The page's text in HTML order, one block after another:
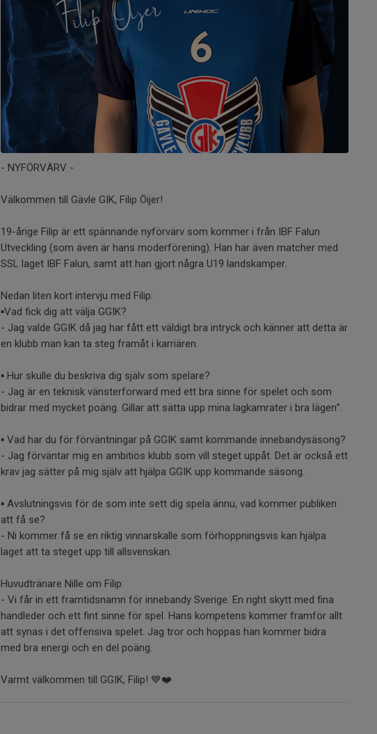
- NYFÖRVÄRV -
Välkommen till Gävle GIK, Filip Öijer!
19-årige Filip är ett spännande nyförvärv som kommer i från IBF Falun
Utveckling (som även är hans moderförening). Han har även matcher med
SSL laget IBF Falun, samt att han gjort några U19 landskamper.
Nedan liten kort intervju med Filip:
▪️Vad fick dig att välja GGIK?
- Jag valde GGIK då jag har fått ett väldigt bra intryck och känner att detta är
en klubb man kan ta steg framåt i karriären.
▪️ Hur skulle du beskriva dig själv som spelare?
- Jag är en teknisk vänsterforward med ett bra sinne för spelet och som
bidrar med mycket poäng. Gillar att sätta upp mina lagkamrater i bra lägen”.
▪️ Vad har du för förväntningar på GGIK samt kommande innebandysäsong?
- Jag förväntar mig en ambitiös klubb som vill steget uppåt. Det är också ett
krav jag sätter på mig själv att hjälpa GGIK upp kommande säsong.
▪️ Avslutningsvis för de som inte sett dig spela ännu, vad kommer publiken
att få se?
- Ni kommer få se en riktig vinnarskalle som förhoppningsvis kan hjälpa
laget att ta steget upp till allsvenskan.
Huvudtränare Nille om Filip:
- Vi får in ett framtidsnamn för innebandy Sverige. En right skytt med fina
handleder och ett fint sinne för spel. Hans kompetens kommer framför allt
att synas i det offensiva spelet. Jag tror och hoppas han kommer bidra
med bra energi och en del poäng.
Varmt välkommen till GGIK, Filip! 💙❤️